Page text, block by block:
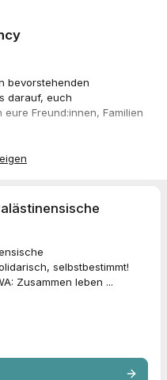
bevorstehenden
darauf, euch
Freund:innen, Familien
selbstbestimmt!
Zusammen leben ...